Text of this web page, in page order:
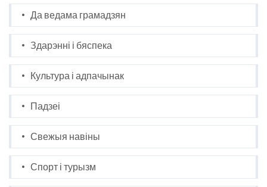
Да ведама грамадзян
Здарэнні і бяспека
Культура і адпачынак
Падзеі
Свежыя навіны
Спорт і турызм